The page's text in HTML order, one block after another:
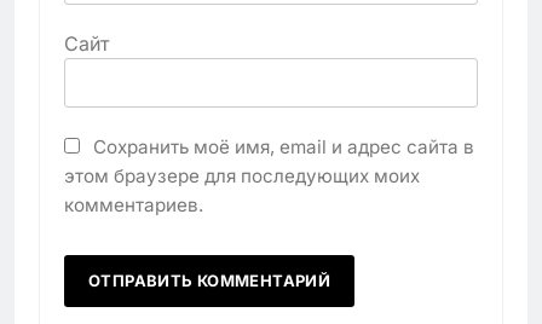
Сайт
Сохранить моё имя, email и адрес сайта в
этом браузере для последующих моих
комментариев.